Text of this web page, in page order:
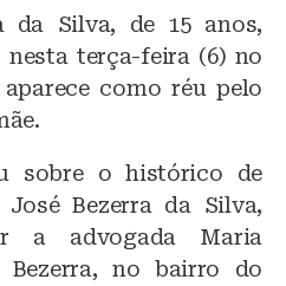
da Silva, de 15 anos,
terça-feira (6) no
como réu pelo
sobre o histórico de
Bezerra da Silva,
a advogada Maria
Bezerra, no bairro do